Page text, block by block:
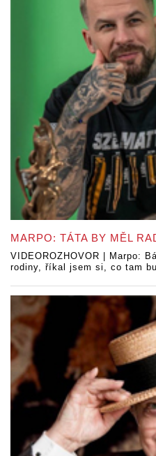
MARPO: TÁTA BY MĚL
VIDEOROZHOVOR | Marpo:
rodiny, říkal jsem si, co tam